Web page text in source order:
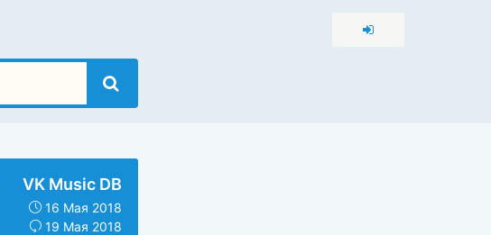
VK Music DB
16 Мая 2018
19 Мая 2018